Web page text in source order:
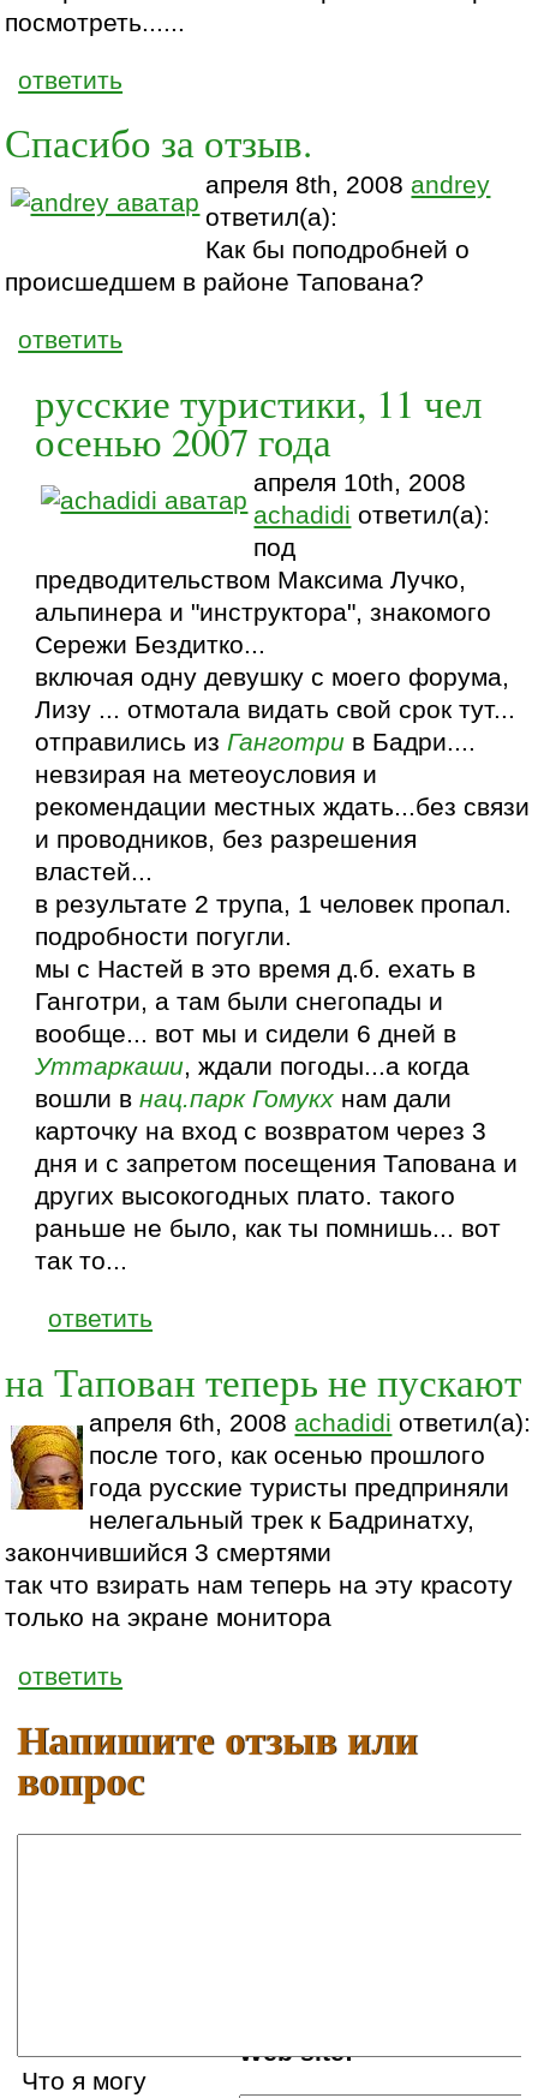
посмотреть......
ответить
Спасибо за отзыв.
апреля 8th, 2008 andrey
ответил(а):
Как бы поподробней о
происшедшем в районе Тапована?
ответить
русские туристики, 11 чел
осенью 2007 года
апреля 10th, 2008
achadidi ответил(а):
под
предводительством Максима Лучко,
альпинера и "инструктора", знакомого
Сережи Бездитко...
включая одну девушку с моего форума,
Лизу ... отмотала видать свой срок тут...
отправились изГанготри в Бадри....
невзирая на метеоусловия и
рекомендации местных ждать...без связи
и проводников, без разрешения
властей...
в результате 2 трупа, 1 человек пропал.
подробности погугли.
мы с Настей в это время д.б. ехать в
Ганготри, а там были снегопады и
вообще... вот мы и сидели 6 дней в
Уттаркаши, ждали погоды...а когда
вошли внац.парк Гомукх нам дали
карточку на вход с возвратом через 3
дня и с запретом посещения Тапована и
других высокогодных плато. такого
раньше не было, как ты помнишь... вот
так то...
ответить
на Тапован теперь не пускают
апреля 6th, 2008 achadidi ответил(а):
после того, как осенью прошлого
года русские туристы предприняли
нелегальный трек к Бадринатху,
закончившийся 3 смертями
так что взирать нам теперь на эту красоту
только на экране монитора
ответить
Напишите отзыв или
вопрос
Web site:
Что я могу